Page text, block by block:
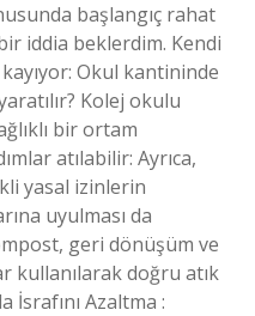
başlangıç rahat
iddia beklerdim. Kendi
Okul kantininde
Kolej okulu
bir ortam
atılabilir: Ayrıca,
yasal izinlerin
uyulması da
geri dönüşüm ve
kullanılarak doğru atık
İsrafını Azaltma :